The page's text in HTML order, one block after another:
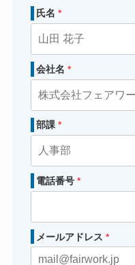
氏名 *
会社名 *
部課 *
電話番号 *
メールアドレス *